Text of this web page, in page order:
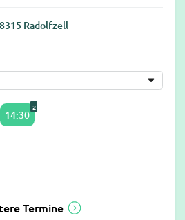
Radolfzell
14:30
2
Termine